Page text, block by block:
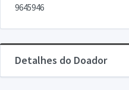
9645946
Detalhes do Doador